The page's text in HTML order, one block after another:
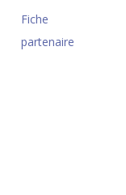
Fiche
partenaire